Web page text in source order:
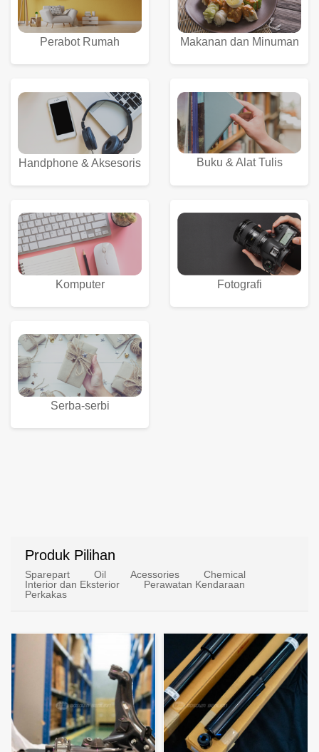
Perabot Rumah Makanan dan Minuman
Handphone & Aksesoris Buku & Alat Tulis
Komputer Fotografi
Serba-serbi
Produk Pilihan
Sparepart Oil Acessories
Chemical
Interior dan Eksterior
Perawatan Kendaraan
Perkakas